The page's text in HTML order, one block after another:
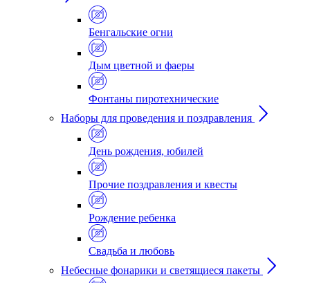
Бенгальские огни
Дым цветной и фаеры
Фонтаны пиротехнические
Наборы для проведения и поздравления
День рождения, юбилей
Прочие поздравления и квесты
Рождение ребенка
Свадьба и любовь
Небесные фонарики и светящиеся пакеты